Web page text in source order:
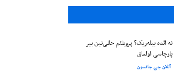
نه ائده بیله‌ریک؟ پروبلئم حللی‌نین بیر
پارچاسی اولماق
آللان جی جانسون